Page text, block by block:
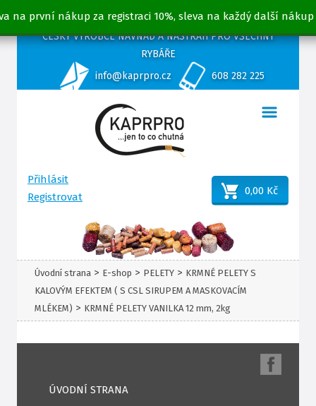
na první nákup za registraci 10%, sleva na každý další nákup
ČESKÝ VÝROBCE NÁVNAD A NÁSTRAH PRO VŠECHNY
RYBÁŘE
info@kaprpro.cz
608 282 225
Přihlásit
Registrovat
0,00 Kč
Úvodní strana > E-shop > PELETY > KRMNÉ PELETY S
KALOVÝM EFEKTEM ( S CSL SIRUPEM A MASKOVACÍM
MLÉKEM) > KRMNÉ PELETY VANILKA 12 mm, 2kg
ÚVODNÍ STRANA